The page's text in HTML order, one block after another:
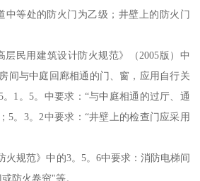
中等处的防火门为乙级；井壁上的防火门
层民用建筑设计防火规范》（2005版）中
间与中庭回廊相通的门、窗，应用自行关
1。5。中要求：“与中庭相通的过厅、通
5。3。2中要求：“井壁上的检查门应采用
火规范》中的3。5。6中要求：消防电梯间
防火卷帘"等。